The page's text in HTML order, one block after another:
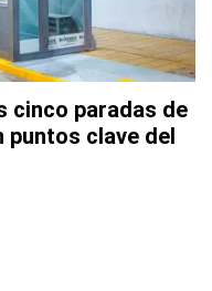
cinco paradas de
clave del